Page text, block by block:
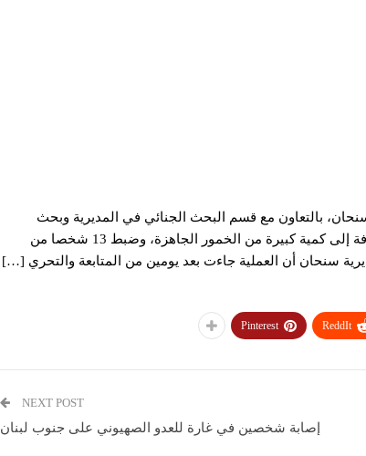
بالتعاون مع قسم البحث الجنائي في المديرية وبحث
محافظة صنعاء، من ضبط معملين لتصنيع مادة الخمور، إضافة إلى كمية كبيرة من الخمور الجاهزة، وضبط 13 شخصا من
ReddIt
Pinterest
NEXT POST
إصابة شخصين في غارة للعدو الصهيوني على جنوب لبنان